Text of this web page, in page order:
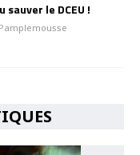
le DCEU !